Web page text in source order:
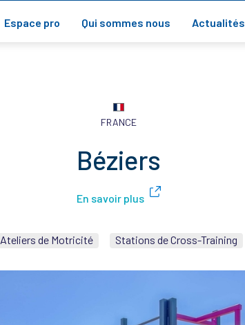
Espace pro Qui sommes nous Actualités
FRANCE
Béziers
En savoir plus
Ateliers de Motricité Stations de Cross-Training